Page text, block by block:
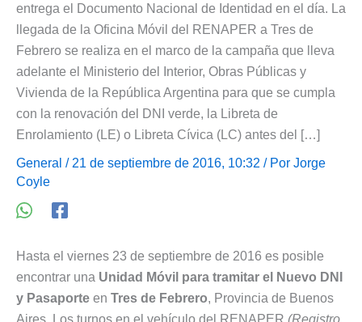
entrega el Documento Nacional de Identidad en el día. La
llegada de la Oficina Móvil del RENAPER a Tres de
Febrero se realiza en el marco de la campaña que lleva
adelante el Ministerio del Interior, Obras Públicas y
Vivienda de la República Argentina para que se cumpla
con la renovación del DNI verde, la Libreta de
Enrolamiento (LE) o Libreta Cívica (LC) antes del […]
General / 21 de septiembre de 2016, 10:32 / Por Jorge
Coyle
Hasta el viernes 23 de septiembre de 2016 es posible
encontrar una Unidad Móvil para tramitar el Nuevo DNI
y Pasaporte en Tres de Febrero, Provincia de Buenos
Aires. Los turnos en el vehículo del RENAPER (Registro